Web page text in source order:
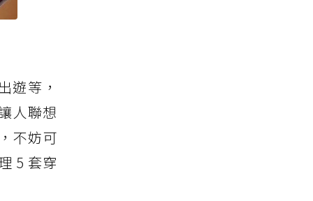
遊等，
人聯想
不妨可
5 套穿